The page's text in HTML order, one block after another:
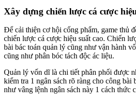
Xây dựng chiến lược cá cược
Để cải thiện cơ hội cống phẩm, game thủ
chiến lược cá cược hiệu suất cao. Chiến
bài bác toán quản lý cũng như vận hành
cũng như phân bóc tách độc ác liệu.
Quản lý vốn dĩ là chi tiết phân phối được
kiểm tra 1 ngân sách rõ ràng cho công bài
như vâng lệnh ngân sách này 1 cách thức